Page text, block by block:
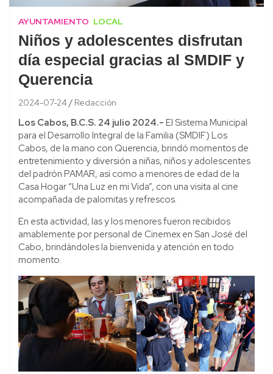
AYUNTAMIENTO LOCAL
Niños y adolescentes disfrutan
día especial gracias al SMDIF y
Querencia
2024-07-24 Redacción
Los Cabos, B.C.S. 24 julio 2024.- El Sistema Municipal
para el Desarrollo Integral de la Familia (SMDIF) Los
Cabos, de la mano con Querencia, brindó momentos de
entretenimiento y diversión a niñas, niños y adolescentes
del padrón PAMAR, así como a menores de edad de la
Casa Hogar “Una Luz en mi Vida”, con una visita al cine
acompañada de palomitas y refrescos.
En esta actividad, las y los menores fueron recibidos
amablemente por personal de Cinemex en San José del
Cabo, brindándoles la bienvenida y atención en todo
momento.